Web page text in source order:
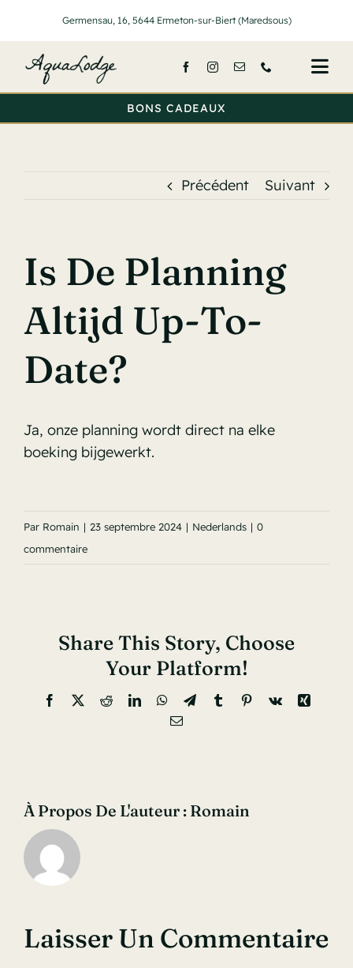
contenu
Germensau, 16, 5644 Ermeton-sur-Biert (Maredsous)
BONS CADEAUX
Précédent Suivant
Is De Planning
Altijd Up-To-
Date?
Ja, onze planning wordt direct na elke
boeking bijgewerkt.
Par Romain | 23 septembre 2024 | Nederlands | 0
commentaire
Share This Story, Choose
Your Platform!
Facebook
X RedditLinkedInWhatsApp
TelegramTumblrPinterest
Vk
Xing
Email
À Propos De L'auteur : Romain
Laisser Un Commentaire